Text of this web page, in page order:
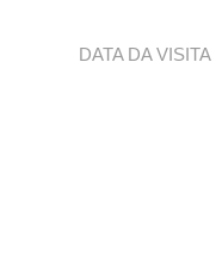
DATA DA VISITA